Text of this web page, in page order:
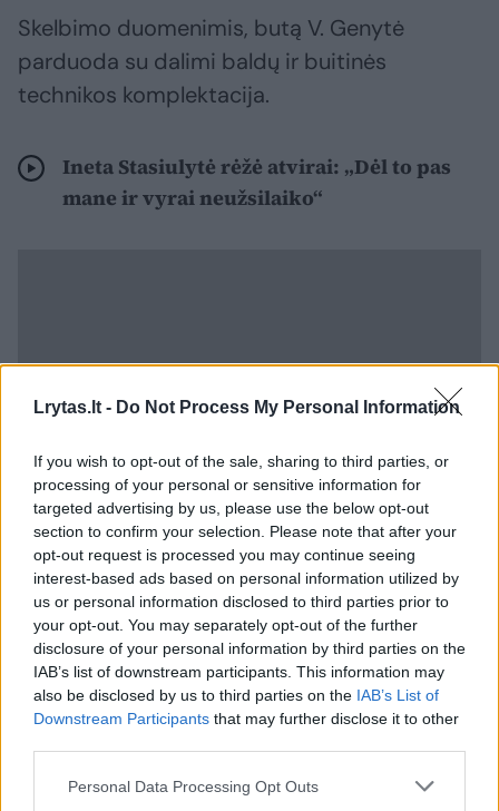
Lrytas.lt - Do Not Process My Personal Information
If you wish to opt-out of the sale, sharing to third parties, or
processing of your personal or sensitive information for
targeted advertising by us, please use the below opt-out
section to confirm your selection. Please note that after your
opt-out request is processed you may continue seeing
interest-based ads based on personal information utilized by
us or personal information disclosed to third parties prior to
your opt-out. You may separately opt-out of the further
disclosure of your personal information by third parties on the
IAB’s list of downstream participants. This information may
also be disclosed by us to third parties on the IAB’s List of
Downstream Participants that may further disclose it to other
Personal Data Processing Opt Outs
Skelbimo duomenimis, butą V. Genytė
parduoda su dalimi baldų ir buitinės
technikos komplektacija.
Ineta Stasiulytė rėžė atvirai: „Dėl to pas
mane ir vyrai neužsilaiko“
Pridėta, kad jis yra Vėtrungių gatvėje, kur
gerai išvystyta infrastruktūra – šalia viešojo
transporto stotelės, prekybos centras „Big“,
kavinės, Fabijoniškių baseinas, sporto klubai,
mokymosi įstaigos, grožio salonai.
Naujiesiems šeimininkams Vaida žada ir